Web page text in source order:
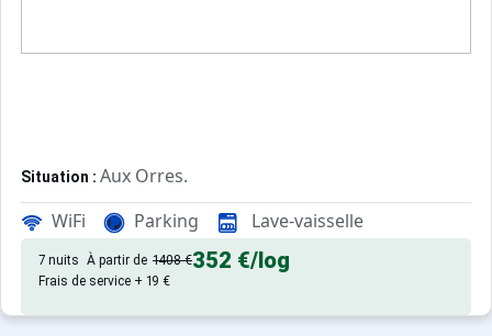
Situation : Aux Orres.
Appartement de particulier :appartement de qualité pour 4
WiFi Parking Lave-vaisselle
7 nuits À partir de 1408 €352 €/log
Frais de service + 19 €